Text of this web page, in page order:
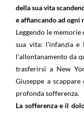
della sua vita
e affiancando ad
Leggendo le memorie
sua vita: l’infanzia
l’allontanamento da
trasferirsi a New
Giuseppe a
profonda sofferenza.
La sofferenza e il